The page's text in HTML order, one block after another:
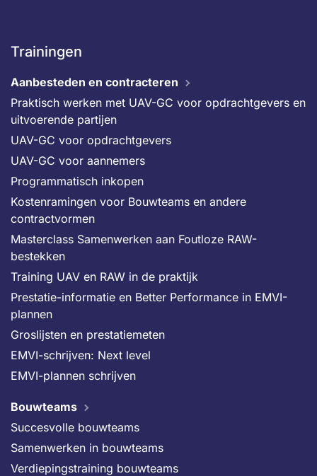
Trainingen
Aanbesteden en contracteren
Praktisch werken met UAV-GC voor opdrachtgevers en
uitvoerende partijen
UAV-GC voor opdrachtgevers
UAV-GC voor aannemers
Programmatisch inkopen
Kostenramingen voor Bouwteams en andere
contractvormen
Masterclass Samenwerken aan Foutloze RAW-
bestekken
Training UAV en RAW in de praktijk
Prestatie-informatie en Better Performance in EMVI-
plannen
Groslijsten en prestatiemeten
EMVI-schrijven: Next level
EMVI-plannen schrijven
Bouwteams
Succesvolle bouwteams
Samenwerken in bouwteams
Verdiepingstraining bouwteams